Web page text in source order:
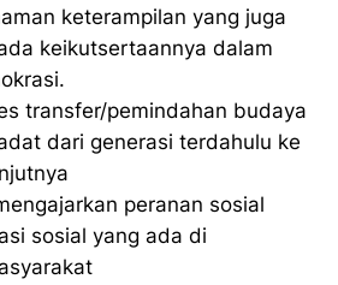
keterampilan yang juga
keikutsertaannya dalam
transfer/pemindahan budaya
dari generasi terdahulu ke
peranan sosial
sosial yang ada di